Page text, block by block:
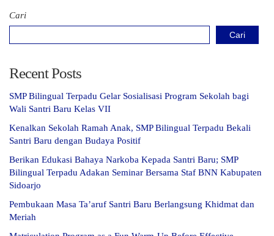
Cari
Cari
Recent Posts
SMP Bilingual Terpadu Gelar Sosialisasi Program Sekolah bagi
Wali Santri Baru Kelas VII
Kenalkan Sekolah Ramah Anak, SMP Bilingual Terpadu Bekali
Santri Baru dengan Budaya Positif
Berikan Edukasi Bahaya Narkoba Kepada Santri Baru; SMP
Bilingual Terpadu Adakan Seminar Bersama Staf BNN Kabupaten
Sidoarjo
Pembukaan Masa Ta’aruf Santri Baru Berlangsung Khidmat dan
Meriah